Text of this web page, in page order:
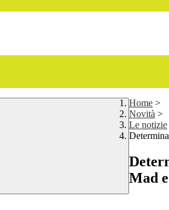
Home >
Novità >
Le notizie
Mad